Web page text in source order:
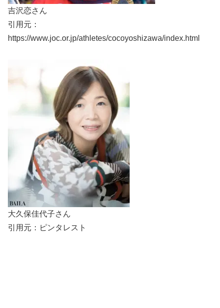
吉沢恋さん
引用元：
https://www.joc.or.jp/athletes/cocoyoshizawa/index.html
大久保佳代子さん
引用元：ピンタレスト